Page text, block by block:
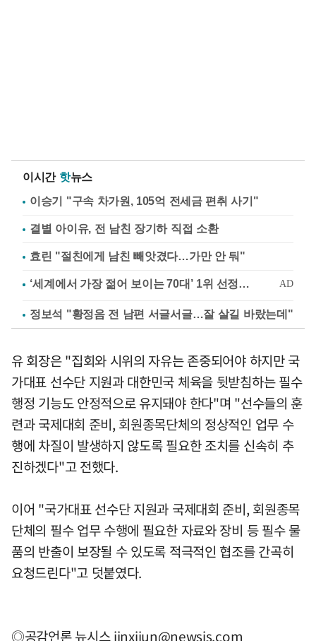
이시간 핫뉴스
이승기 "구속 차가원, 105억 전세금 편취 사기"
결별 아이유, 전 남친 장기하 직접 소환
효린 "절친에게 남친 빼앗겼다…가만 안 둬"
정보석 "황정음 전 남편 서글서글…잘 살길 바랐는데"
유 회장은 "집회와 시위의 자유는 존중되어야 하지만 국
가대표 선수단 지원과 대한민국 체육을 뒷받침하는 필수
행정 기능도 안정적으로 유지돼야 한다"며 "선수들의 훈
련과 국제대회 준비, 회원종목단체의 정상적인 업무 수
행에 차질이 발생하지 않도록 필요한 조치를 신속히 추
진하겠다"고 전했다.
이어 "국가대표 선수단 지원과 국제대회 준비, 회원종목
단체의 필수 업무 수행에 필요한 자료와 장비 등 필수 물
품의 반출이 보장될 수 있도록 적극적인 협조를 간곡히
요청드린다"고 덧붙였다.
◎공감언론 뉴시스jinxijun@newsis.com